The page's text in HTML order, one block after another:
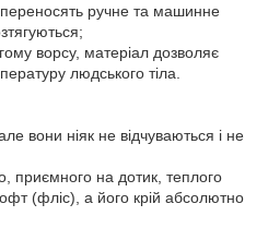
ручне та машинне
ворсу, матеріал дозволяє
людського тіла.
вони ніяк не відчуваються і не
приємного на дотик, теплого
(фліс), а його крій абсолютно